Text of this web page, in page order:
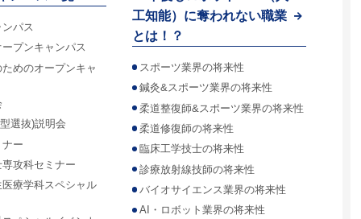
パス
プンキャンパス
めのオープンキャ
選抜)説明会
ナー
攻科セミナー
療学科スペシャル
工知能）に奪われない職業
とは！？
スポーツ業界の将来性
鍼灸&スポーツ業界の将来性
柔道整復師&スポーツ業界の将来性
柔道修復師の将来性
臨床工学技士の将来性
診療放射線技師の将来性
バイオサイエンス業界の将来性
AI・ロボット業界の将来性